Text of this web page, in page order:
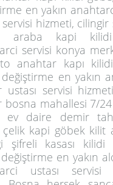
en yakın
servisi hizmeti, cilingir
araba kapi
servisi konya
anahtar kapı
en yakın
ustası servisi
bosna mahallesi 7/
ev daire demir
çelik kapi göbek kilit
şifreli kasası kilidi
en yakın
ustası servisi